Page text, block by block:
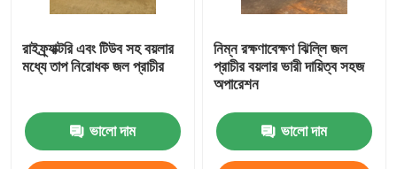
বিজোড় বয়লার টিউব
শিল্প সাইক্লোন বিভাজক
রাইফ্র্যাক্টরি এবং টিউব সহ বয়লার
মধ্যে তাপ নিরোধক জল প্রাচীর
ভালো দাম
নিম্ন রক্ষণাবেক্ষণ ঝিল্লি জল
প্রাচীর বয়লার ভারী দায়িত্ব সহজ
অপারেশন
ভালো দাম